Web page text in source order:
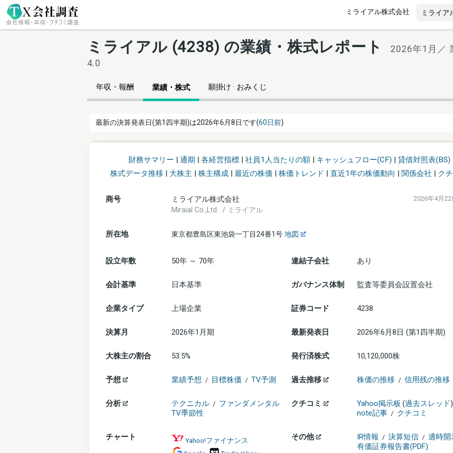
ミライアル株式会社
ミライアル (4238) の業績・株式レポート
2026年1月／
4.0
年収・報酬 業績・株式 願掛け · おみくじ
最新の決算発表日(第1四半期)は2026年6月8日です(60日前)
財務サマリー | 通期 | 各経営指標| 社員1人当たりの額| キャッシュフロー(CF) | 貸借対照表(BS)
株式データ推移 | 大株主 | 株主構成 | 最近の株価 | 株価トレンド | 直近1年の株価動向 | 関係会社 | ク
商号 ミライアル株式会社
Miraial Co.,Ltd. / ミライアル
2026年4月
所在地 東京都豊島区東池袋一丁目24番1号 地図
設立年数 50年 ～ 70年 連結子会社 あり
会計基準 日本基準 ガバナンス体制 監査等委員会設置会社
企業タイプ 上場企業 証券コード 4238
決算月 2026年1月期 最新発表日 2026年6月8日 (第1四半期)
大株主の割合 53.5% 発行済株式 10,120,000株
予想 業績予想 / 目標株価 / TV予測 過去推移 株価の推移 / 信用残の推移
分析 テクニカル / ファンダメンタル
TV季節性
クチコミ Yahoo掲示板 (過去スレッド)
note記事 / クチコミ
チャート
Yahoo!ファイナンス
その他 IR情報 / 決算短信 / 適時開
有価証券報告書(PDF)